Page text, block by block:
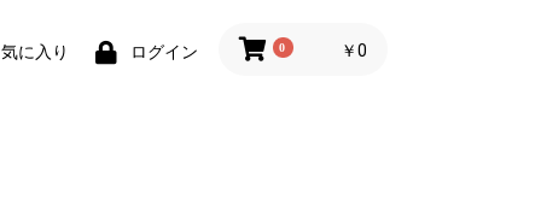
に入り ログイン 0 ￥0